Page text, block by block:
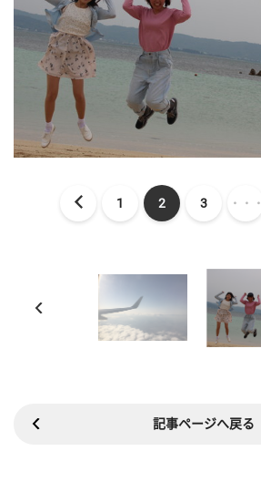
1 2 3 ・・・
記事ページへ戻る